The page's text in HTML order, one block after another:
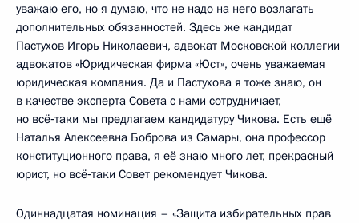
уважаю его, но я думаю, что не надо на него возлагать
дополнительных обязанностей. Здесь же кандидат
Пастухов Игорь Николаевич, адвокат Московской коллегии
адвокатов «Юридическая фирма «Юст», очень уважаемая
юридическая компания. Да и Пастухова я тоже знаю, он
в качестве эксперта Совета с нами сотрудничает,
но всё‑таки мы предлагаем кандидатуру Чикова. Есть ещё
Наталья Алексеевна Боброва из Самары, она профессор
конституционного права, я её знаю много лет, прекрасный
юрист, но всё‑таки Совет рекомендует Чикова.
Одиннадцатая номинация – «Защита избирательных прав